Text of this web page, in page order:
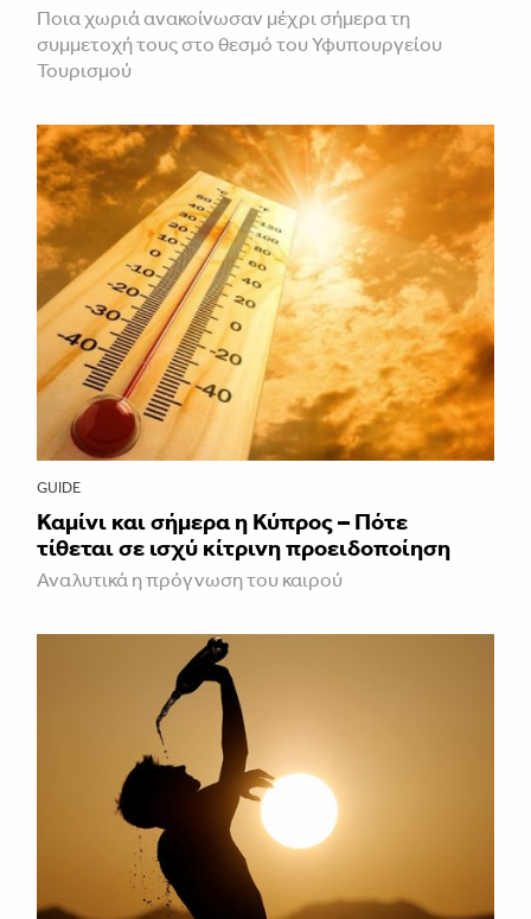
Ποια χωριά ανακοίνωσαν μέχρι σήμερα τη
συμμετοχή τους στο θεσμό του Υφυπουργείου
Τουρισμού
GUIDE
Καμίνι και σήμερα η Κύπρος – Πότε
τίθεται σε ισχύ κίτρινη προειδοποίηση
Αναλυτικά η πρόγνωση του καιρού